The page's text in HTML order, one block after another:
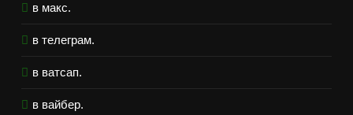
в макс.
в телеграм.
в ватсап.
в вайбер.